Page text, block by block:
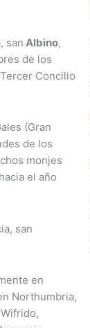
san Albino,
de los
Concilio
(Gran
de los
monjes
el año
san
en
Northumbria,